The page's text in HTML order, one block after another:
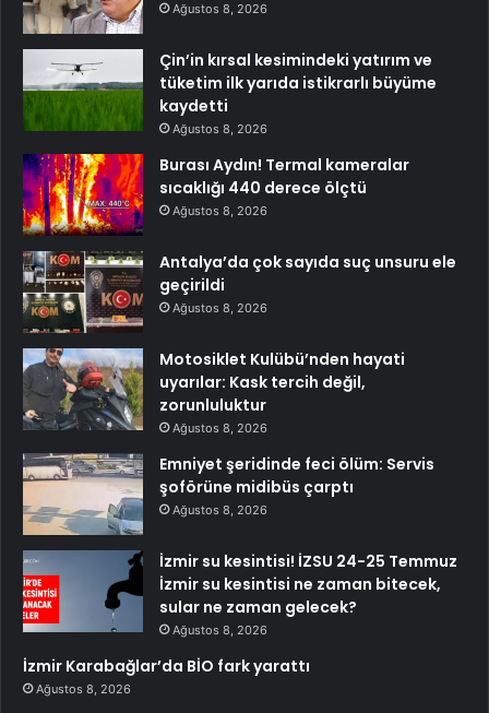
Ağustos 8, 2026
Çin’in kırsal kesimindeki yatırım ve
tüketim ilk yarıda istikrarlı büyüme
kaydetti
Ağustos 8, 2026
Burası Aydın! Termal kameralar
sıcaklığı 440 derece ölçtü
Ağustos 8, 2026
Antalya’da çok sayıda suç unsuru ele
geçirildi
Ağustos 8, 2026
Motosiklet Kulübü’nden hayati
uyarılar: Kask tercih değil,
zorunluluktur
Ağustos 8, 2026
Emniyet şeridinde feci ölüm: Servis
şoförüne midibüs çarptı
Ağustos 8, 2026
İzmir su kesintisi! İZSU 24-25 Temmuz
İzmir su kesintisi ne zaman bitecek,
sular ne zaman gelecek?
Ağustos 8, 2026
İzmir Karabağlar’da BİO fark yarattı
Ağustos 8, 2026